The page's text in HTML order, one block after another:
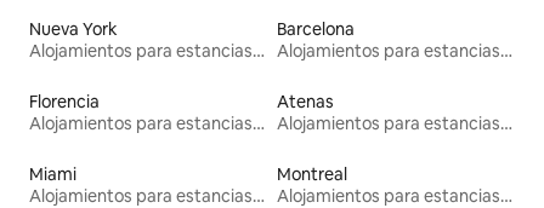
Nueva York
Alojamientos para estancias largas
Barcelona
Alojamientos para estancias largas
Florencia
Alojamientos para estancias largas
Atenas
Alojamientos para estancias largas
Miami
Alojamientos para estancias largas
Montreal
Alojamientos para estancias largas